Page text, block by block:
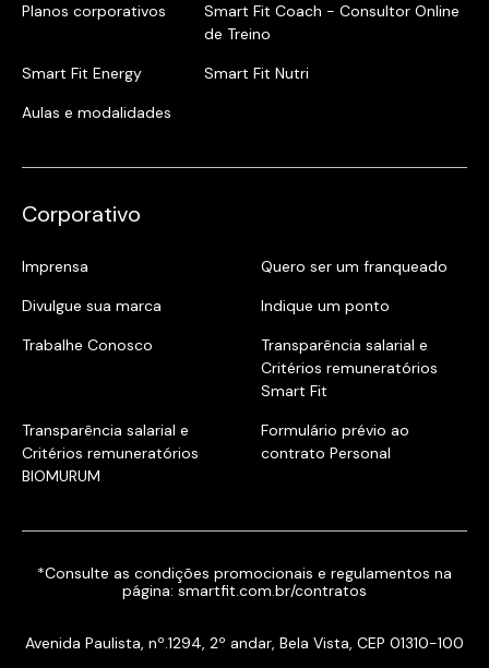
Planos corporativos
Smart Fit Coach - Consultor Online
de Treino
Smart Fit Energy
Smart Fit Nutri
Aulas e modalidades
Corporativo
Imprensa
Quero ser um franqueado
Divulgue sua marca
Indique um ponto
Trabalhe Conosco
Transparência salarial e
Critérios remuneratórios
Smart Fit
Transparência salarial e
Critérios remuneratórios
BIOMURUM
Formulário prévio ao
contrato Personal
*Consulte as condições promocionais e regulamentos na
página: smartfit.com.br/contratos
Avenida Paulista, nº.1294, 2º andar, Bela Vista, CEP 01310-100